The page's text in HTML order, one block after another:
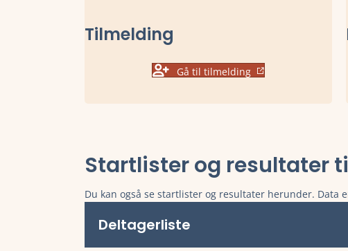
Tilmelding
Gå til tilmelding
Startlister og resultater
Du kan også se startlister og resultater herunder. Data
Deltagerliste